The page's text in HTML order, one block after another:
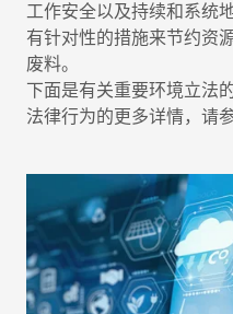
工作安全以及持续和系统
有针对性的措施来节约资
废料。
下面是有关重要环境立法
法律行为的更多详情，请